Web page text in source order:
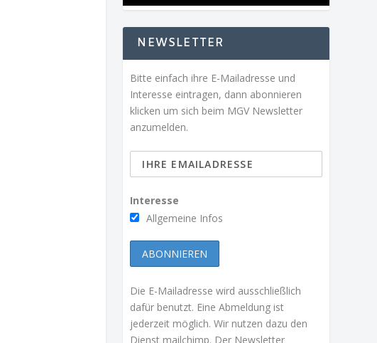
NEWSLETTER
Bitte einfach ihre E-Mailadresse und
Interesse eintragen, dann abonnieren
klicken um sich beim MGV Newsletter
anzumelden.
Interesse
Allgemeine Infos
Die E-Mailadresse wird ausschließlich
dafür benutzt. Eine Abmeldung ist
jederzeit möglich. Wir nutzen dazu den
Dienst mailchimp. Der Newsletter